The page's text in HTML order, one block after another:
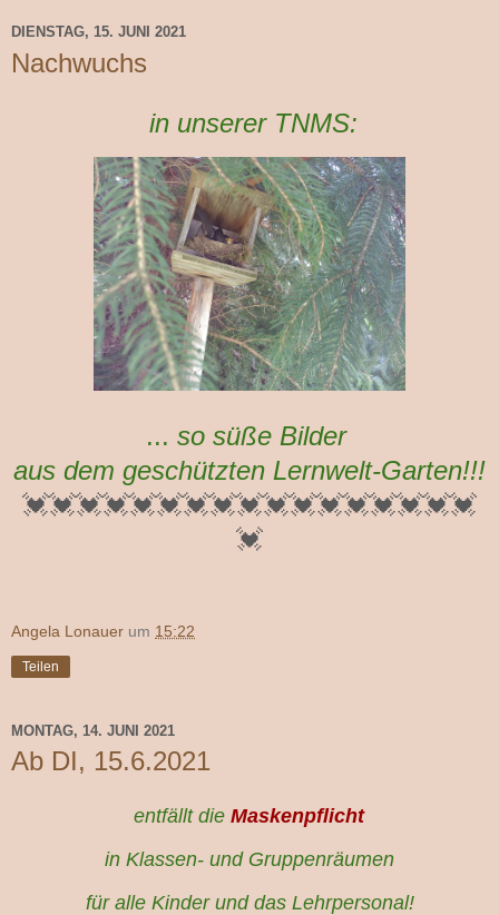
DIENSTAG, 15. JUNI 2021
Nachwuchs
in unserer TNMS:
... so süße Bilder
aus dem geschützten Lernwelt-Garten!!!
💓💓💓💓💓💓💓💓💓💓💓💓💓💓💓💓💓
💓
Angela Lonauer um 15:22
Teilen
MONTAG, 14. JUNI 2021
Ab DI, 15.6.2021
entfällt die Maskenpflicht
in Klassen- und Gruppenräumen
für alle Kinder und das Lehrpersonal!